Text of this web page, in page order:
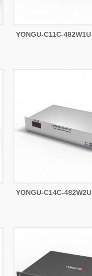
YONGU-C11C-482W1U
YONGU-C14C-482W2U